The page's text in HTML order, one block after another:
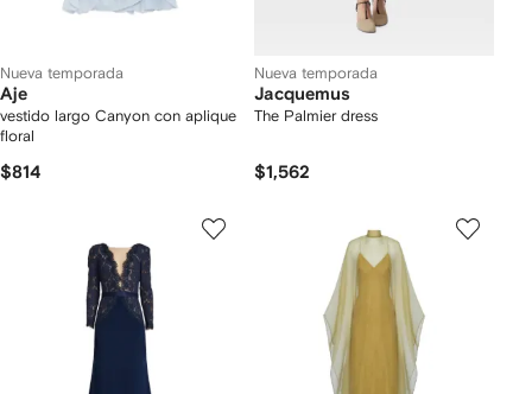
Nueva temporada
Aje
vestido largo Canyon con aplique
floral
$814
Nueva temporada
Jacquemus
The Palmier dress
$1,562